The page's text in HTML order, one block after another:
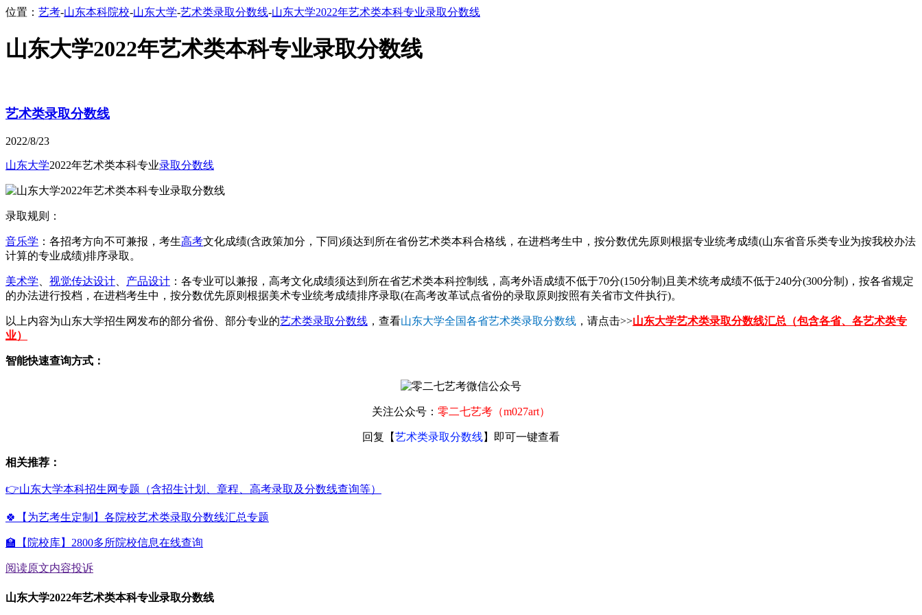
位置： 艺考-山东本科院校-山东大学-艺术类录取分数线-山东大学2022年艺术类本科专业录取分数线
山东大学2022年艺术类本科专业录取分数线
艺术类录取分数线
2022/8/23
山东大学2022年艺术类本科专业录取分数线
录取规则：
音乐学 ：各招考方向不可兼报，考生高考文化成绩(含政策加分，下同)须达到所在省份艺术类本科合格线，在进档考生中，按分数优先原则根据专业统考成绩(山东省音乐类专业为按我校办法
计算的专业成绩)排序录取。
美术学 视觉传达设计 产品设计 ：各专业可以兼报，高考文化成绩须达到所在省艺术类本科控制线，高考外语成绩不低于70分(150分制)且美术统考成绩不低于240分(300分制)，按各省规定
的办法进行投档，在进档考生中，按分数优先原则根据美术专业统考成绩排序录取(在高考改革试点省份的录取原则按照有关省市文件执行)。
以上内容为山东大学招生网发布的部分省份、部分专业的艺术类录取分数线 ，查看山东大学全国各省艺术类录取分数线 ，请点击>>山东大学艺术类录取分数线汇总（包含各省、各艺术类专
业）
智能快速查询方式：
关注公众号： 零二七艺考（m027art）
回复【艺术类录取分数线】即可一键查看
相关推荐：
👉山东大学本科招生网专题（含招生计划、章程、高考录取及分数线查询等）
🍀【为艺考生定制】各院校艺术类录取分数线汇总专题
🏫【院校库】2800多所院校信息在线查询
阅读原文内容投诉
山东大学2022年艺术类本科专业录取分数线